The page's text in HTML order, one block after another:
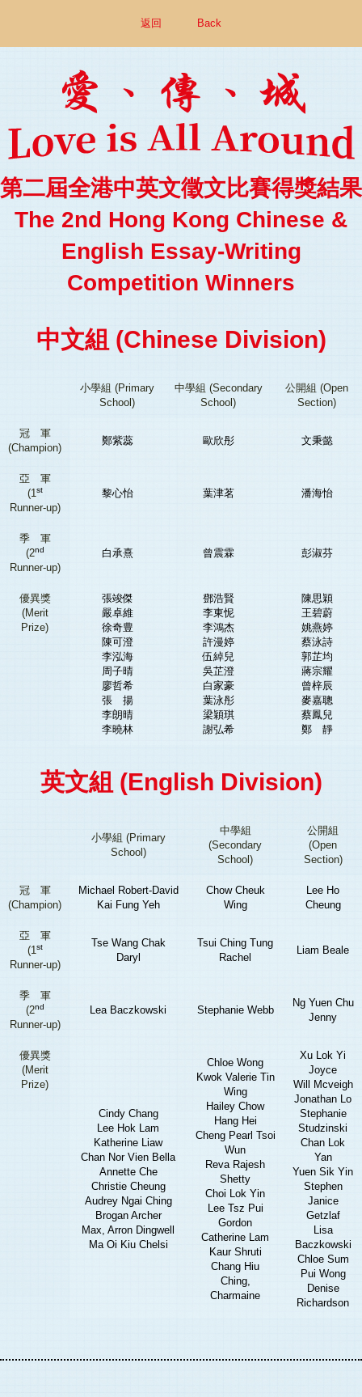
返回 Back
第二屆全港中英文徵文比賽得獎結果
The 2nd Hong Kong Chinese &
English Essay-Writing
Competition Winners
中文組 (Chinese Division)
小學組 (Primary
School)
中學組 (Secondary
School)
公開組 (Open
Section)
冠 軍
(Champion)
鄭紫蕊 歐欣彤 文秉懿
亞 軍
(1st
Runner-up)
黎心怡 葉津茗 潘海怡
季 軍
(2nd
Runner-up)
白承熹 曾震霖 彭淑芬
優異獎
(Merit
Prize)
張竣傑
嚴卓維
徐奇豊
陳可澄
李泓海
周子晴
廖哲希
張 揚
李朗晴
李曉林
鄧浩賢
李東怩
李鴻杰
許漫婷
伍綽兒
吳芷澄
白家豪
葉泳彤
梁穎琪
謝弘希
陳思穎
王碧蔚
姚燕婷
蔡泳詩
郭芷均
蔣宗耀
曾梓辰
麥嘉聰
蔡鳳兒
鄭 靜
英文組 (English Division)
小學組 (Primary
School)
中學組
(Secondary
School)
公開組
(Open
Section)
冠 軍
(Champion)
Michael Robert-David
Kai Fung Yeh
Chow Cheuk
Wing
Lee Ho
Cheung
亞 軍
(1 st
Runner-up)
Tse Wang Chak
Daryl
Tsui Ching Tung
Rachel
Liam Beale
季 軍
(2nd
Runner-up)
Lea Baczkowski Stephanie Webb
Ng Yuen Chu
Jenny
優異獎
(Merit
Prize)
Cindy Chang
Lee Hok Lam
Katherine Liaw
Chan Nor Vien Bella
Annette Che
Christie Cheung
Audrey Ngai Ching
Brogan Archer
Max, Arron Dingwell
Ma Oi Kiu Chelsi
Chloe Wong
Kwok Valerie Tin
Wing
Hailey Chow
Hang Hei
Cheng Pearl Tsoi
Wun
Reva Rajesh
Shetty
Choi Lok Yin
Lee Tsz Pui
Gordon
Catherine Lam
Kaur Shruti
Chang Hiu
Ching,
Charmaine
Xu Lok Yi
Joyce
Will Mcveigh
Jonathan Lo
Stephanie
Studzinski
Chan Lok
Yan
Yuen Sik Yin
Stephen
Janice
Getzlaf
Lisa
Baczkowski
Chloe Sum
Pui Wong
Denise
Richardson